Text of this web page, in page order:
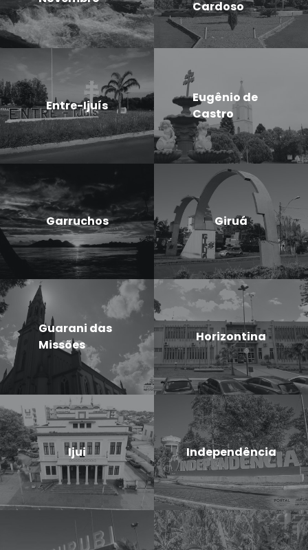
Cardoso
Entre-Ijuís
Eugênio de
Castro
Garruchos Giruá
Guarani das
Missões
Horizontina
Ijui Independência